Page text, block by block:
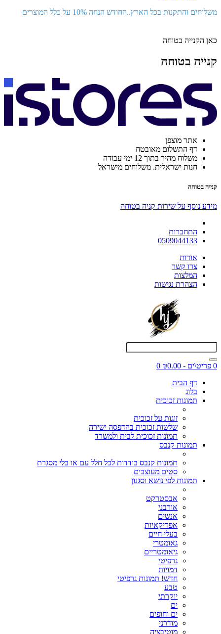
משלוחים והתקנות בכל הארץ..החודש הנחה 10% על כלל המוצרים
כאן הקנייה בטוחה
קנייה בטוחה
אתר מוצפן
דף התשלום מאובטח
משלוח מהיר בתוך 12 ימי עבודה
חנות ישראלית. משלוחים מישראל
קנייה בטוחה
מידע נוסף על שירות קניה בטוחה
התחברות
0509044133
אודות
צרו קשר
המלצות
הצהרת נגישות
0 פריט\ים - ₪0.00
0
דף הבית
בלוג
תמונות זכוכית
זוגות על זכוכית
שלשות זכוכית בהדפסה ישירה
תמונות זכוכית לבית ולמשרד
תמונות קנבס
תמונות קנבס בודדות לכל חלל עם או בלי מסגרת
סטים מעוצבים
תמונות לפי נושא וסגנון
אבסטרקט
אורבני
אנשים
אפריקאיות
בעלי חיים
גאומטרי
גיאומטריים
גרפיטי
דמויות
חדש! תמונות גרפיטי
טבע
יוקרתי
ים
ים וחופים
מודרני
מוטיבציה